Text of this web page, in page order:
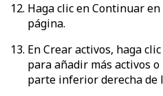
Haga clic enContinuar
página.
EnCrear activos, haga
para añadir más activos o
parte inferior derecha de